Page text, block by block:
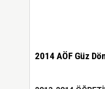
2014 AÖF Güz